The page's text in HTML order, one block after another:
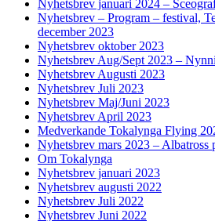
Nyhetsbrev januari 2024 –
Nyhetsbrev – Program – festival,
december 2023
Nyhetsbrev oktober 2023
Nyhetsbrev Aug/Sept 2023 –
Nyhetsbrev Augusti 2023
Nyhetsbrev Juli 2023
Nyhetsbrev Maj/Juni 2023
Nyhetsbrev April 2023
Medverkande Tokalynga Flying
Nyhetsbrev mars 2023 – Albatross
Om Tokalynga
Nyhetsbrev januari 2023
Nyhetsbrev augusti 2022
Nyhetsbrev Juli 2022
Nyhetsbrev Juni 2022